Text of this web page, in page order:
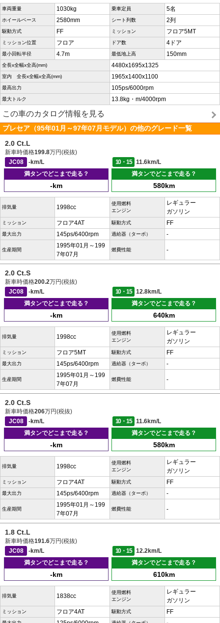
車両重量 1030kg 乗車定員 5名
ホイールベース 2580mm シート列数 2列
駆動方式 FF ミッション フロア5MT
ミッション位置 フロア ドア数 4ドア
最小回転半径 4.7m 最低地上高 150mm
全長x全幅x全高(mm) 4480x1695x1325
室内 全長x全幅x全高(mm) 1965x1400x1100
最高出力 105ps/6000rpm
最大トルク 13.8kg・m/4000rpm
この車のカタログ情報を見る
プレセア（95年01月～97年07月モデル）の他のグレード一覧
2.0 Ct.L
新車時価格199.8万円(税抜)
JC08
-km/L 10・15
11.6km/L
満タンでどこまで走る？
-km
満タンでどこまで走る？
580km
排気量 1998cc
使用燃料
エンジン
レギュラー
ガソリン
ミッション フロア4AT 駆動方式 FF
最大出力 145ps/6400rpm 過給器（ターボ） -
生産期間
1995年01月～199
7年07月
燃費性能 -
2.0 Ct.S
新車時価格200.2万円(税抜)
JC08
-km/L 10・15
12.8km/L
満タンでどこまで走る？
-km
満タンでどこまで走る？
640km
排気量 1998cc
使用燃料
エンジン
レギュラー
ガソリン
ミッション フロア5MT 駆動方式 FF
最大出力 145ps/6400rpm 過給器（ターボ） -
生産期間
1995年01月～199
7年07月
燃費性能 -
2.0 Ct.S
新車時価格206万円(税抜)
JC08
-km/L 10・15
11.6km/L
満タンでどこまで走る？
-km
満タンでどこまで走る？
580km
排気量 1998cc
使用燃料
エンジン
レギュラー
ガソリン
ミッション フロア4AT 駆動方式 FF
最大出力 145ps/6400rpm 過給器（ターボ） -
生産期間
1995年01月～199
7年07月
燃費性能 -
1.8 Ct.L
新車時価格191.6万円(税抜)
JC08
-km/L 10・15
12.2km/L
満タンでどこまで走る？
-km
満タンでどこまで走る？
610km
排気量 1838cc
使用燃料
エンジン
レギュラー
ガソリン
ミッション フロア4AT 駆動方式 FF